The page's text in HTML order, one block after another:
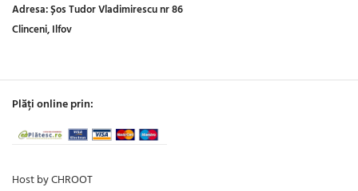
Adresa:Șos Tudor Vladimirescu nr 86
Clinceni, Ilfov
Plăți online prin:
Host by CHROOT